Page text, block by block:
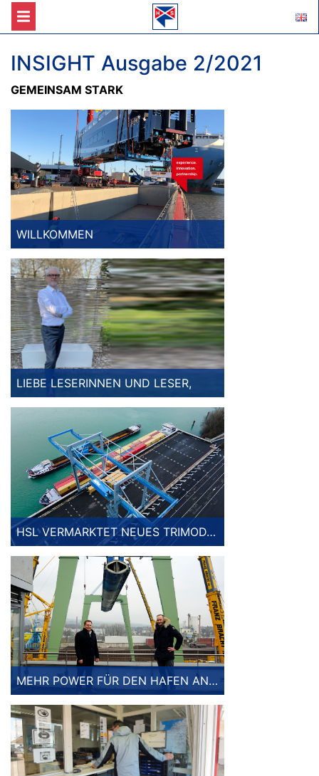
INSIGHT Ausgabe 2/2021
GEMEINSAM STARK
WILLKOMMEN
LIEBE LESERINNEN UND LESER,
HSL VERMARKTET NEUES TRIMODALES TERMINAL AM OBERRHEIN
MEHR POWER FÜR DEN HAFEN ANDERNACH